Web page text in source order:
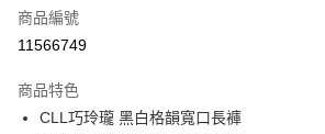
信用卡分期付款
合作金庫商業銀行
華南商業銀行
超商取貨付款
商品編號
11566749
商品特色
CLL巧玲瓏 黑白格韻寬口長褲